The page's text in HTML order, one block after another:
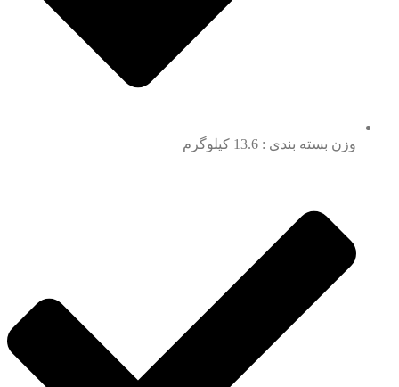
وزن بسته بندی : 13.6 کیلوگرم